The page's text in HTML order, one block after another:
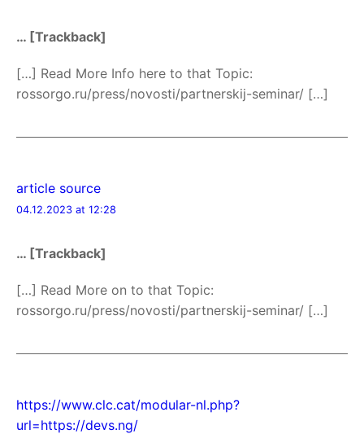
… [Trackback]
[…] Read More Info here to that Topic:
rossorgo.ru/press/novosti/partnerskij-seminar/ […]
article source
04.12.2023 at 12:28
… [Trackback]
[…] Read More on to that Topic:
rossorgo.ru/press/novosti/partnerskij-seminar/ […]
https://www.clc.cat/modular-nl.php?
url=https://devs.ng/